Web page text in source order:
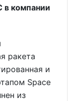
компании
ракета
и
Space
из